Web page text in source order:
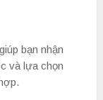
bạn nhận
và lựa chọn